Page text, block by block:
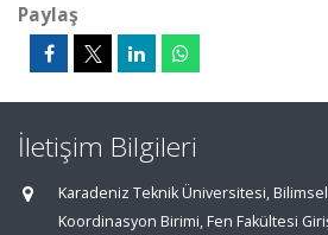
Paylaş
İletişim Bilgileri
Karadeniz Teknik Üniversitesi,
Koordinasyon Birimi, Fen Fakültesi